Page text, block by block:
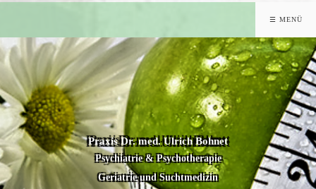
☰ MENÜ
Praxis Dr. med. Ulrich Bohnet
Psychiatrie & Psychotherapie
Geriatrie und Suchtmedizin